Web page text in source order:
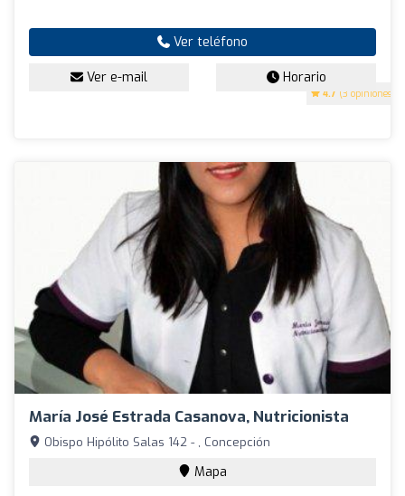
4.7 (3 opiniones)
Ver teléfono
Ver e-mail Horario
María José Estrada Casanova, Nutricionista
Obispo Hipólito Salas 142 - , Concepción
Mapa